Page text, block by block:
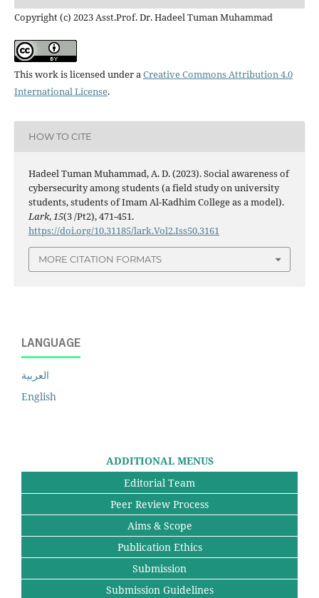
Copyright (c) 2023 Asst.Prof. Dr. Hadeel Tuman Muhammad
This work is licensed under aCreative Commons Attribution 4.0
International License.
HOW TO CITE
Hadeel Tuman Muhammad, A. D. (2023). Social awareness of
cybersecurity among students (a field study on university
students, students of Imam Al-Kadhim College as a model).
Lark,15(3 /Pt2), 471-451.
https://doi.org/10.31185/lark.Vol2.Iss50.3161
MORE CITATION FORMATS
LANGUAGE
العربية
English
ADDITIONAL MENUS
Editorial Team
Peer Review Process
Aims & Scope
Publication Ethics
Submission
Submission Guidelines